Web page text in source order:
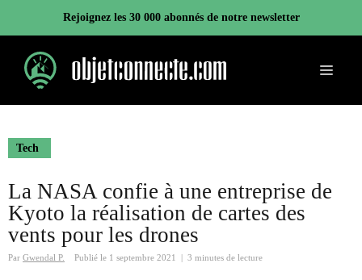
contenu
Rejoignez les 30 000 abonnés de notre newsletter
Menu
Tech
La NASA confie à une entreprise de
Kyoto la réalisation de cartes des
vents pour les drones
Par Gwendal P. Publié le 1 septembre 2021 3 minutes de lecture